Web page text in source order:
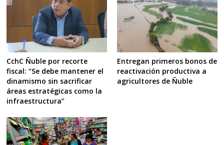
CchC Ñuble por recorte
fiscal: “Se debe mantener el
dinamismo sin sacrificar
áreas estratégicas como la
infraestructura”
Entregan primeros bonos de
reactivación productiva a
agricultores de Ñuble